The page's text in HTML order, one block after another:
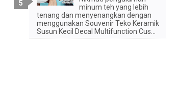
minum teh yang lebih
tenang dan menyenangkan dengan
menggunakan Souvenir Teko Keramik
Susun Kecil Decal Multifunction Cus...